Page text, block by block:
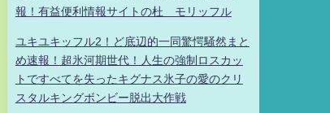
報！有益便利情報サイトの杜 モリッフル
ユキユキッフル2！ど底辺的一同驚愕騒然まと
め速報！超氷河期世代！人生の強制ロスカッ
トですべてを失ったキグナス氷子の愛のクリ
スタルキングボンビー脱出大作戦